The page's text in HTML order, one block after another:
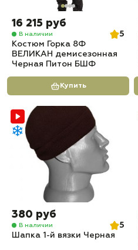
16 215 руб
В наличии
5
Костюм Горка 8Ф
ВЕЛИКАН демисезонная
Черная Питон БШФ
Купить
380 руб
В наличии
5
Шапка 1-й вязки Черная